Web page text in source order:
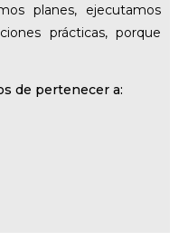
planes, ejecutamos
prácticas, porque
de pertenecer a: